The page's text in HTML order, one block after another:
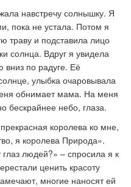
навстречу солнышку. Я
пока не устала. Потом я
траву и подставила лицо
солнца. Вдруг я увидела
по радуге. Её
улыбка очаровывала
обнимает мама. На меня
бескрайнее небо, глаза.
королева ко мне,
я королева Природа».
людей?» – спросила я к
ценить красоту
многие наносят ей